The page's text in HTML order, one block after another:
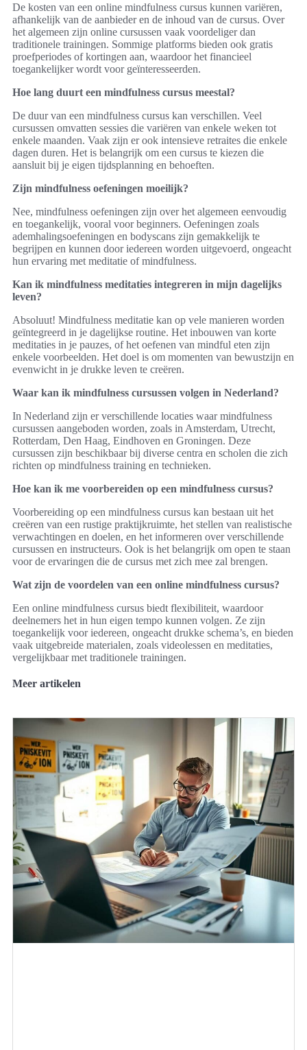
De kosten van een online mindfulness cursus kunnen variëren,
afhankelijk van de aanbieder en de inhoud van de cursus. Over
het algemeen zijn online cursussen vaak voordeliger dan
traditionele trainingen. Sommige platforms bieden ook gratis
proefperiodes of kortingen aan, waardoor het financieel
toegankelijker wordt voor geïnteresseerden.
Hoe lang duurt een mindfulness cursus meestal?
De duur van een mindfulness cursus kan verschillen. Veel
cursussen omvatten sessies die variëren van enkele weken tot
enkele maanden. Vaak zijn er ook intensieve retraites die enkele
dagen duren. Het is belangrijk om een cursus te kiezen die
aansluit bij je eigen tijdsplanning en behoeften.
Zijn mindfulness oefeningen moeilijk?
Nee, mindfulness oefeningen zijn over het algemeen eenvoudig
en toegankelijk, vooral voor beginners. Oefeningen zoals
ademhalingsoefeningen en bodyscans zijn gemakkelijk te
begrijpen en kunnen door iedereen worden uitgevoerd, ongeacht
hun ervaring met meditatie of mindfulness.
Kan ik mindfulness meditaties integreren in mijn dagelijks
leven?
Absoluut! Mindfulness meditatie kan op vele manieren worden
geïntegreerd in je dagelijkse routine. Het inbouwen van korte
meditaties in je pauzes, of het oefenen van mindful eten zijn
enkele voorbeelden. Het doel is om momenten van bewustzijn en
evenwicht in je drukke leven te creëren.
Waar kan ik mindfulness cursussen volgen in Nederland?
In Nederland zijn er verschillende locaties waar mindfulness
cursussen aangeboden worden, zoals in Amsterdam, Utrecht,
Rotterdam, Den Haag, Eindhoven en Groningen. Deze
cursussen zijn beschikbaar bij diverse centra en scholen die zich
richten op mindfulness training en technieken.
Hoe kan ik me voorbereiden op een mindfulness cursus?
Voorbereiding op een mindfulness cursus kan bestaan uit het
creëren van een rustige praktijkruimte, het stellen van realistische
verwachtingen en doelen, en het informeren over verschillende
cursussen en instructeurs. Ook is het belangrijk om open te staan
voor de ervaringen die de cursus met zich mee zal brengen.
Wat zijn de voordelen van een online mindfulness cursus?
Een online mindfulness cursus biedt flexibiliteit, waardoor
deelnemers het in hun eigen tempo kunnen volgen. Ze zijn
toegankelijk voor iedereen, ongeacht drukke schema’s, en bieden
vaak uitgebreide materialen, zoals videolessen en meditaties,
vergelijkbaar met traditionele trainingen.
Meer artikelen